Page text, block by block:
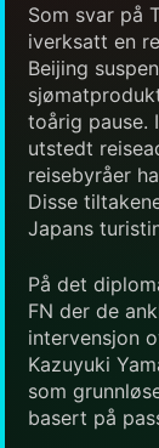
Som svar på
iverksatt en
Beijing
toårig pause.
utstedt
reisebyråer
Disse
Japans
På det
FN der de
intervensjon
Kazuyuki
som
basert på